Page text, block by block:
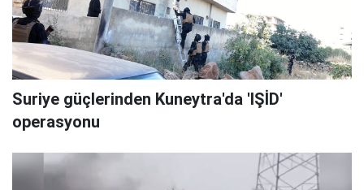
Suriye güçlerinden Kuneytra'da 'IŞİD'
operasyonu